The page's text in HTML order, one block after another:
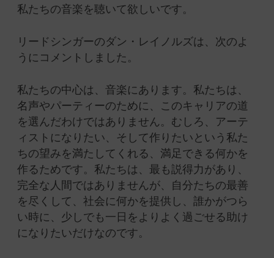
私たちの音楽を聴いて欲しいです。
リードシンガーのダン・レイノルズは、次のよ
うにコメントしました。
私たちの中心は、音楽にあります。私たちは、
名声やパーティーのために、このキャリアの道
を選んだわけではありません。むしろ、アーテ
ィストになりたい、そして作りたいという私た
ちの望みを満たしてくれる、満足できる何かを
作るためです。私たちは、最も説得力があり、
完全な人間ではありませんが、自分たちの最善
を尽くして、社会に何かを提供し、誰かがつら
い時に、少しでも一日をよりよく過ごせる助け
になりたいだけなのです。